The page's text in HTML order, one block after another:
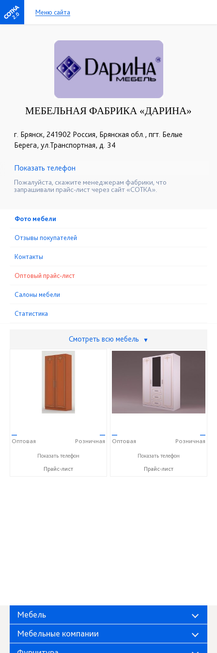
2.0 Меню сайта
МЕБЕЛЬНАЯ ФАБРИКА «ДАРИНА»
г. Брянск, 241902 Россия, Брянская обл., пгт. Белые
Берега, ул.Транспортная, д. 34
☎+7 (4832) 78-88-05
Показать телефон
Пожалуйста, скажите менеджерам фабрики, что
запрашивали прайс-лист через сайт «СОТКА».
Фото мебели
Отзывы покупателей
Контакты
Оптовый прайс-лист
Cалоны мебели
Статистика
Смотреть всю мебель ▼
—
Оптовая
—
Розничная
+7 (4832) 78-88-05
Показать телефон
Прайс-лист
—
Оптовая
—
Розничная
+7 (4832) 78-88-05
Показать телефон
Прайс-лист
Мебель
Мебельные компании